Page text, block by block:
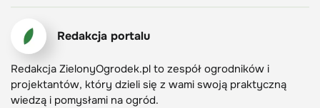
Redakcja portalu
Redakcja ZielonyOgrodek.pl to zespół ogrodników i
projektantów, który dzieli się z wami swoją praktyczną
wiedzą i pomysłami na ogród.